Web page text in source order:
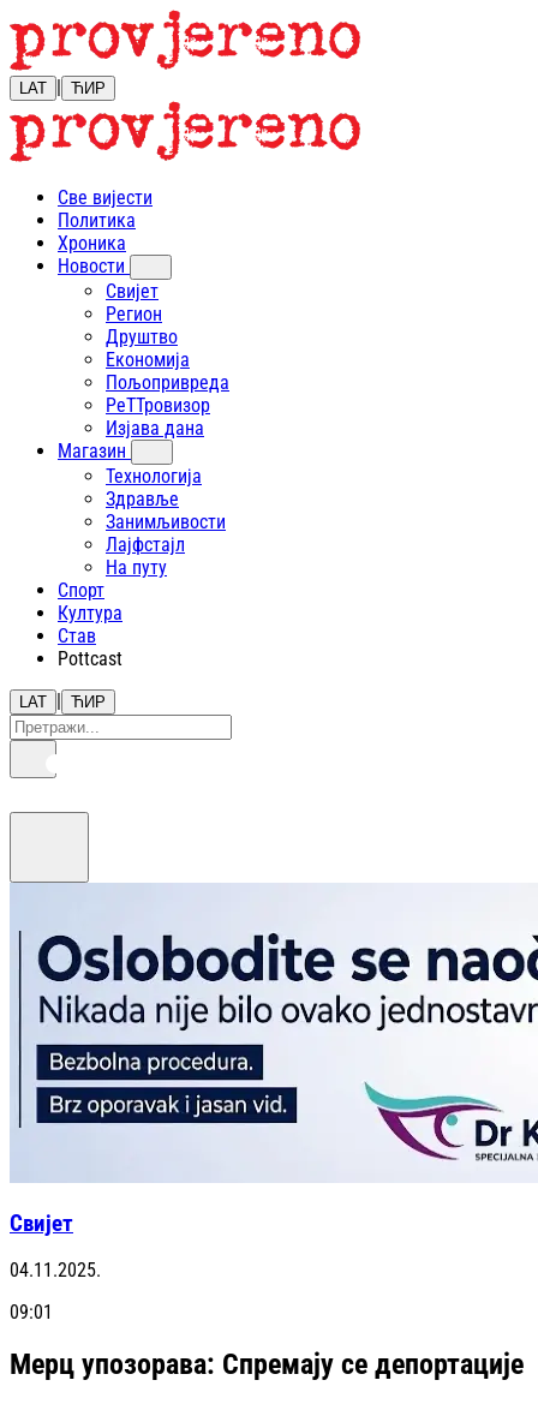
LAT | ЋИР
Све вијести
Политика
Хроника
Новости
Свијет
Регион
Друштво
Економија
Пољопривреда
РеТТровизор
Изјава дана
Магазин
Технологија
Здравље
Занимљивости
Лајфстajл
На путу
Спорт
Култура
Став
Pottcast
LAT | ЋИР
Свијет
04.11.2025.
09:01
Мерц упозорава: Спремају се депортације